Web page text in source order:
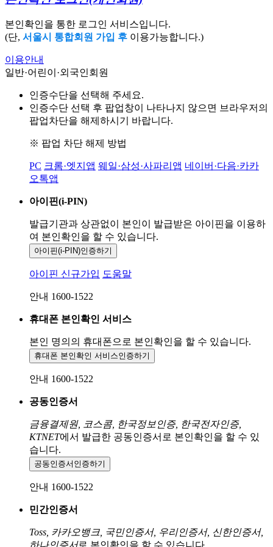
본인확인을 통한 로그인 서비스입니다.
(단, 서울시 통합회원 가입 후 이용가능합니다.)
이용안내
일반·어린이·외국인회원
인증수단을 선택해 주세요.
인증수단 선택 후 팝업창이 나타나지 않으면 브라우저의
팝업차단을 해제하시기 바랍니다.
※ 팝업 차단 해제 방법
PC 크롬·엣지앱 웨일·삼성·사파리앱 네이버·다음·카카
오톡앱
아이핀(i-PIN)
발급기관과 상관없이 본인이 발급받은 아이핀을 이용하
여 본인확인을 할 수 있습니다.
아이핀(i-PIN)인증하기
아이핀 신규가입 도움말
안내 1600-1522
휴대폰 본인확인 서비스
본인 명의의 휴대폰으로 본인확인을 할 수 있습니다.
휴대폰 본인확인 서비스인증하기
안내 1600-1522
공동인증서
금융결제원, 코스콤, 한국정보인증, 한국전자인증,
KTNET에서 발급한 공동인증서로 본인확인을 할 수 있
습니다.
공동인증서 인증하기
안내 1600-1522
민간인증서
Toss, 카카오뱅크, 국민인증서, 우리인증서, 신한인증서,